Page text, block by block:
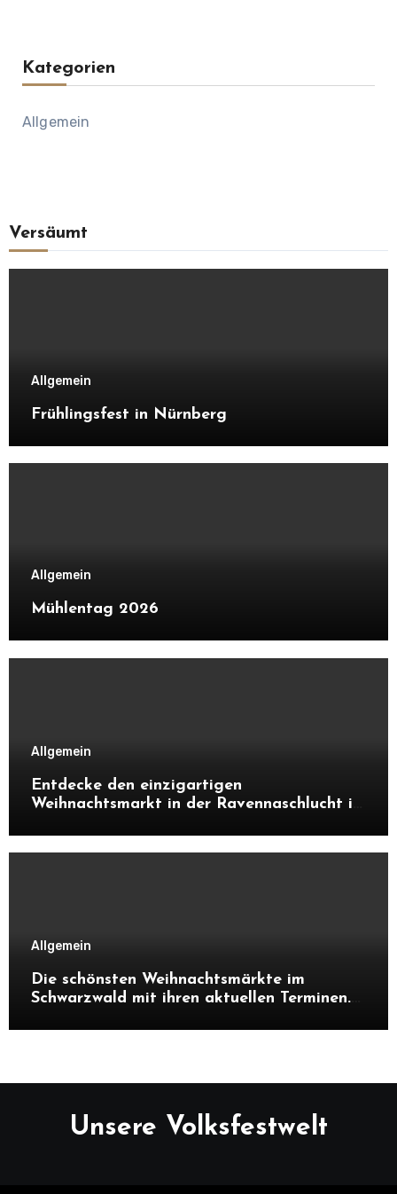
Kategorien
Allgemein
Versäumt
Allgemein
Frühlingsfest in Nürnberg
Allgemein
Mühlentag 2026
Allgemein
Entdecke den einzigartigen
Weihnachtsmarkt in der Ravennaschlucht im
Highlights, Besonderheiten und warum sich
Allgemein
Die schönsten Weihnachtsmärkte im
Schwarzwald mit ihren aktuellen Terminen.
Unsere Volksfestwelt